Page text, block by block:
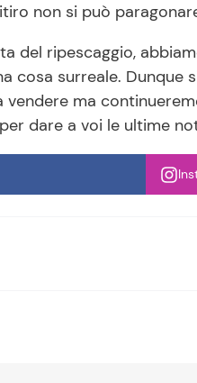
non si può
del ripescaggio,
cosa surreale. Dunque
ma
dare a voi le ultime